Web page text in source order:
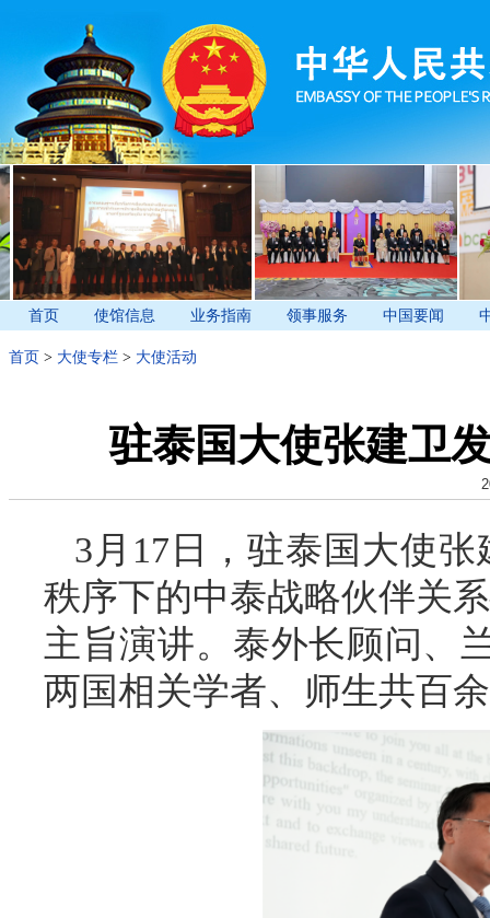
首页 使馆信息 业务指南 领事服务 中国要闻
首页 > 大使专栏 > 大使活动
驻泰国大使张建卫
3月17日，驻泰国大使
秩序下的中泰战略伙伴关
主旨演讲。泰外长顾问、
两国相关学者、师生共百